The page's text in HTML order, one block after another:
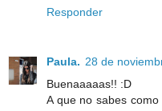
Responder
Paula. 28 de
Buenaaaaas!! :D
A que no sabes